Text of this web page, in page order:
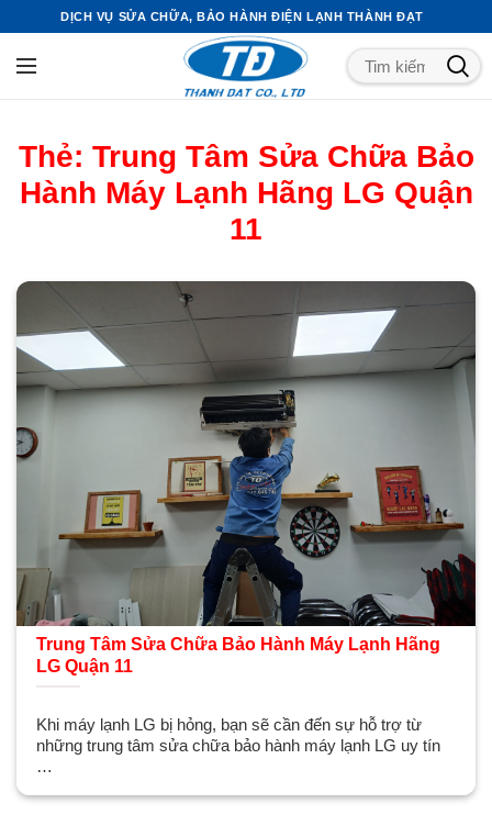
DỊCH VỤ SỬA CHỮA, BẢO HÀNH ĐIỆN LẠNH THÀNH ĐẠT
Thẻ: Trung Tâm Sửa Chữa Bảo
Hành Máy Lạnh Hãng LG Quận
11
Trung Tâm Sửa Chữa Bảo Hành Máy Lạnh Hãng
LG Quận 11
Khi máy lạnh LG bị hỏng, bạn sẽ cần đến sự hỗ trợ từ
những trung tâm sửa chữa bảo hành máy lạnh LG uy tín
…